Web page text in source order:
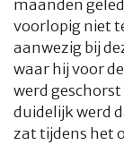
maanden
voorlopig niet
aanwezig bij
waar hij voor
werd
duidelijk werd
zat tijdens het